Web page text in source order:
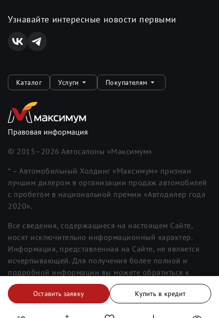
Оставить заявку Купить в кредит
Узнавайте интересные новости первыми
Каталог Услуги Покупателям
Правовая информация
© 2015– 2026 Автосалоны «Максимум»
* – Автомобильный Холдинг «Максимум» признан
лучшим дилером в организации продаж автомобилей
с пробегом в национальной премии «Автодилер года
2020».
Все сведения, содержащиеся на настоящем Сайте,
носят исключительно информационный характер.
Информация, представленная на Сайте, не является
исчерпывающей. Для получения более полной и
подробной информации вы можете обратиться к
менеджерам. Информация о ценах не является
публичной офертой.